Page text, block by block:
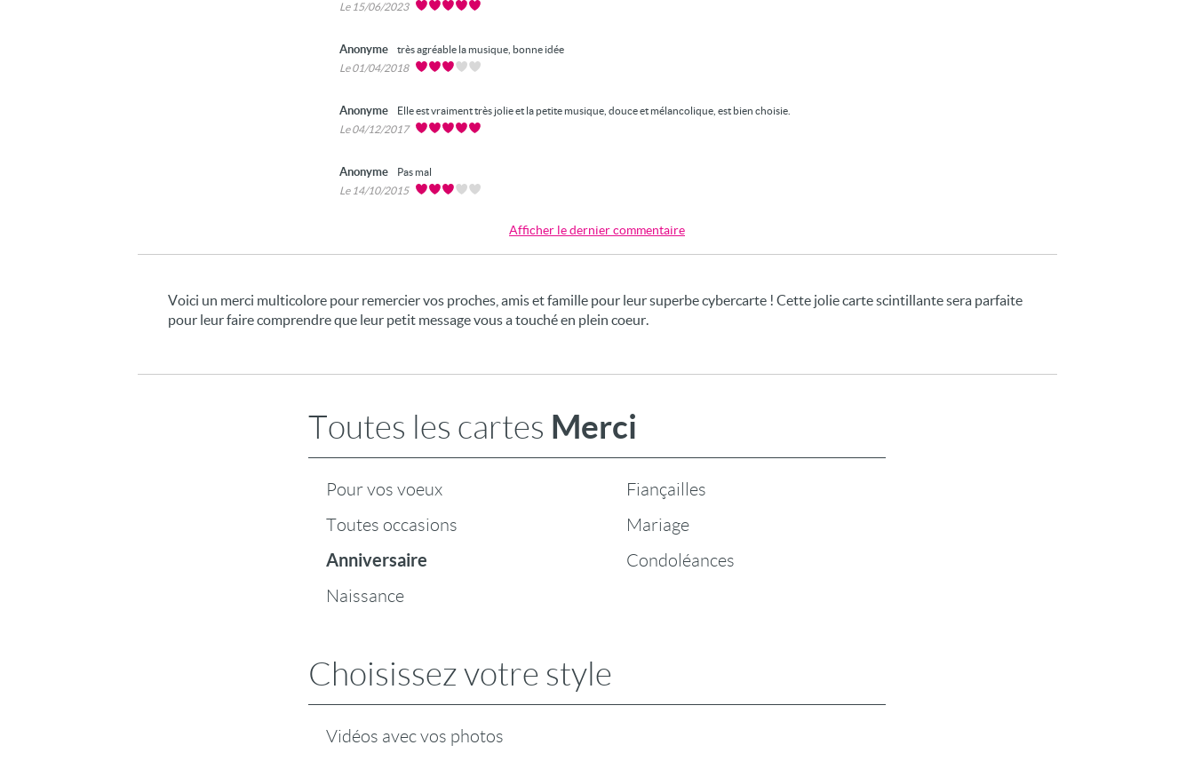
Le 15/06/2023
Anonyme
très agréable la musique, bonne idée
Le 01/04/2018
Anonyme
Elle est vraiment très jolie et la petite musique, douce et mélancolique, est bien choisie.
Le 04/12/2017
Anonyme
Pas mal
Le 14/10/2015
Afficher le dernier commentaire
Voici un merci multicolore pour remercier vos proches, amis et famille pour leur superbe cybercarte ! Cette jolie carte scintillante sera parfaite
pour leur faire comprendre que leur petit message vous a touché en plein coeur.
Toutes les cartes Merci
Pour vos voeux
Toutes occasions
Anniversaire
Naissance
Fiançailles
Mariage
Condoléances
Choisissez votre style
Vidéos avec vos photos